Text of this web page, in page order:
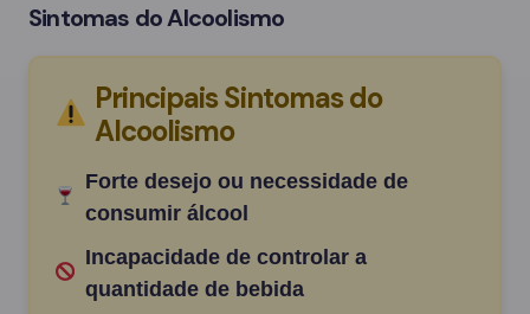
Sintomas do Alcoolismo
Principais Sintomas do
Alcoolismo
Forte desejo ou necessidade de
consumir álcool
Incapacidade de controlar a
quantidade de bebida